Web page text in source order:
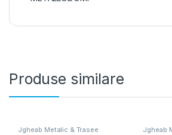
Produse similare
Jgheab Metalic & Trasee Jgheab